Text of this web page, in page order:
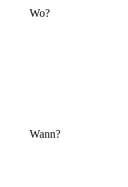
Wo?
Wann?